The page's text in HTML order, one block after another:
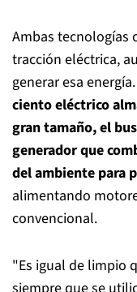
Ambas tecnologías
tracción eléctrica,
generar esa energía.
ciento eléctrico
gran tamaño, el
generador que
del ambiente para
alimentando
convencional.
"Es igual de limpio